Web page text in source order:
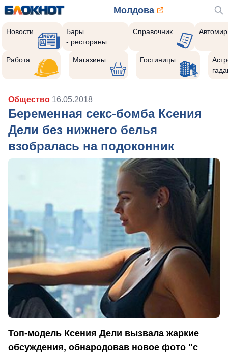
Молдова
Новости
Бары
- рестораны
Справочник Автомир
Работа Магазины Гостиницы
Общество 16.05.2018
Беременная секс-бомба Ксения
Дели без нижнего белья
взобралась на подоконник
Топ-модель Ксения Дели вызвала жаркие
обсуждения, обнародовав новое фото "с